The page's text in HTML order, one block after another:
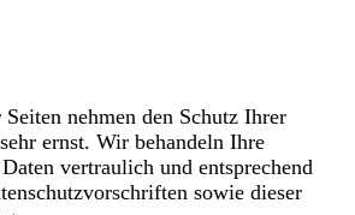
nehmen den Schutz Ihrer
ernst. Wir behandeln Ihre
vertraulich und entsprechend
sowie dieser